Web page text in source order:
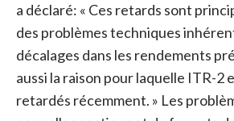
a déclaré: « Ces retards sont
des problèmes techniques
décalages dans les rendements
aussi la raison pour laquelle ITR-2
retardés récemment. » Les